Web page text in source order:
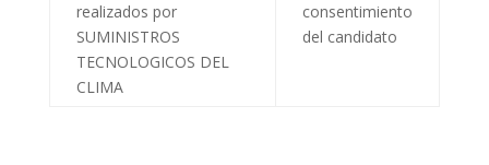
realizados por
SUMINISTROS
TECNOLOGICOS DEL
CLIMA
consentimiento
del candidato